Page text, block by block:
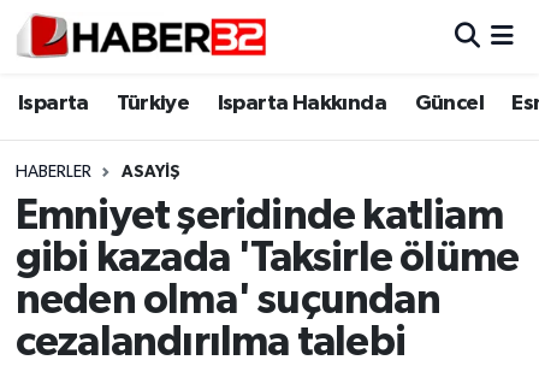
Isparta Türkiye Isparta Hakkında Güncel
HABERLER ASAYİŞ
Emniyet şeridinde katliam
gibi kazada 'Taksirle ölüme
neden olma' suçundan
cezalandırılma talebi
Isparta
Esnaf Diyor ki;
ASAYİŞ
BİLİM VE TEKNOLOJİ
Isparta Nöbetçi Eczaneler
Isparta Trafik Yoğunluk Haritası
Süper Lig Puan Durumu ve Fikstür
Tüm Manşetler